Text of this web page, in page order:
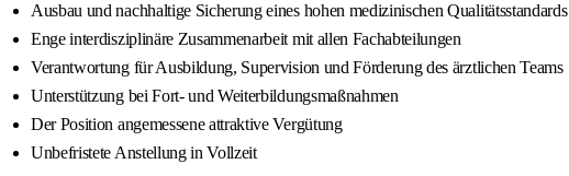
Ausbau und nachhaltige Sicherung eines hohen medizinischen Qualitätsstandards
Enge interdisziplinäre Zusammenarbeit mit allen Fachabteilungen
Verantwortung für Ausbildung, Supervision und Förderung des ärztlichen Teams
Unterstützung bei Fort- und Weiterbildungsmaßnahmen
Der Position angemessene attraktive Vergütung
Unbefristete Anstellung in Vollzeit